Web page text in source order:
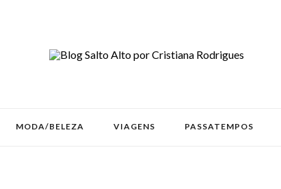
MODA/BELEZA VIAGENS PASSATEMPOS